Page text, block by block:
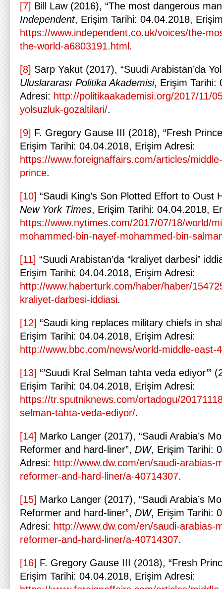
[7] Bill Law (2016), “The most dangerous
Independent, Erişim Tarihi: 04.04.2018,
https://www.independent.co.uk/voices/the-
the-world-a6803191.html .
[8] Sarp Yakut (2017), “Suudi Arabistan’da
Uluslararası Politika Akademisi, Erişim Tarihi:
Adresi: http://politikaakademisi.org/2017/11/
yolsuzluk-gozaltilari/.
[9] F. Gregory Gause III (2018), “Fresh
Erişim Tarihi: 04.04.2018, Erişim Adresi:
https://www.foreignaffairs.com/articles/
prince.
[10] “Saudi King’s Son Plotted Effort to Oust
New York Times, Erişim Tarihi: 04.04.2018,
https://www.nytimes.com/2017/07/18/world/
mohammed-bin-nayef-mohammed-bin-
[11] “Suudi Arabistan’da “kraliyet darbesi”
Erişim Tarihi: 04.04.2018, Erişim Adresi:
http://www.haberturk.com/haber/haber/
kraliyet-darbesi-iddiasi.
[12] “Saudi king replaces military chiefs in
Erişim Tarihi: 04.04.2018, Erişim Adresi:
http://www.bbc.com/news/world-middle-east-
[13] “’Suudi Kral Selman tahta veda ediyor’”
Erişim Tarihi: 04.04.2018, Erişim Adresi:
https://tr.sputniknews.com/ortadogu/
selman-tahta-veda-ediyor/.
[14] Marko Langer (2017), “Saudi Arabia’s
Reformer and hard-liner”, DW, Erişim Tarihi:
Adresi: http://www.dw.com/en/saudi-arabias-
reformer-and-hard-liner/a-40714307.
[15] Marko Langer (2017), “Saudi Arabia’s
Reformer and hard-liner”, DW, Erişim Tarihi:
Adresi: http://www.dw.com/en/saudi-arabias-
reformer-and-hard-liner/a-40714307.
[16] F. Gregory Gause III (2018), “Fresh
Erişim Tarihi: 04.04.2018, Erişim Adresi: